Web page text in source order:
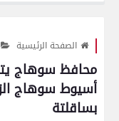
الصفحة الرئيسية
محافظ سوهاج
بساقلتة